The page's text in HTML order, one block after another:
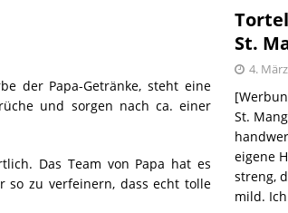
von Melitta® BellaCrema®
der Papa-Getränke, steht eine
und sorgen nach ca. einer
Das Team von Papa hat es
so zu verfeinern, dass echt tolle
St.
4.
St.
eigene
streng,
mild.